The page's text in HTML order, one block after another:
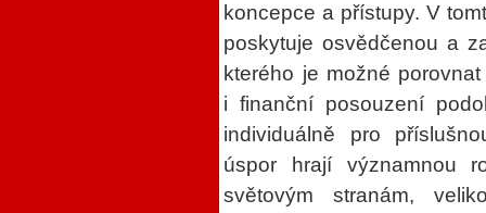
koncepce a přístupy. V
poskytuje osvědčenou a
kterého je možné
i finanční posouzení
individuálně pro
úspor hrají významnou
světovým stranám,